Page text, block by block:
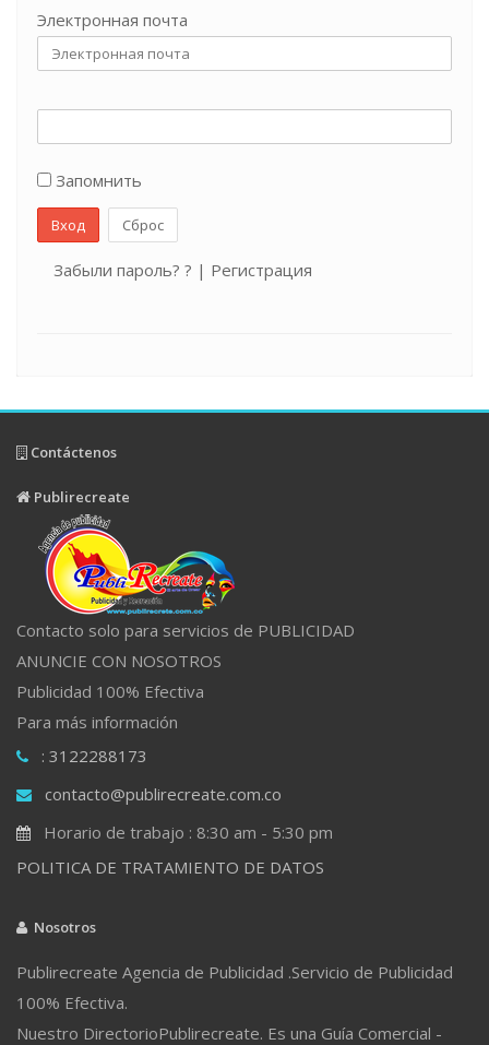
Электронная почта
Запомнить
Вход Сброс
Забыли пароль? ? | Регистрация
Contáctenos
Publirecreate
Contacto solo para servicios de PUBLICIDAD
ANUNCIE CON NOSOTROS
Publicidad 100% Efectiva
Para más información
: 3122288173
contacto@publirecreate.com.co
Horario de trabajo : 8:30 am - 5:30 pm
POLITICA DE TRATAMIENTO DE DATOS
Nosotros
Publirecreate Agencia de Publicidad .Servicio de Publicidad
100% Efectiva.
Nuestro DirectorioPublirecreate. Es una Guía Comercial -